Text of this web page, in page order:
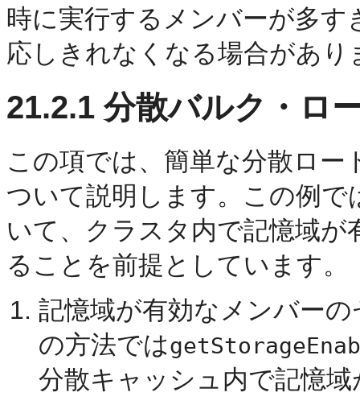
時に実行するメンバーが多
応しきれなくなる場合があり
21.2.1 分散バルク・ロ
この項では、簡単な分散ロ
ついて説明します。この例
いて、クラスタ内で記憶域
ることを前提としています。
記憶域が有効なメンバー
の方法では
分散キャッシュ内で記憶